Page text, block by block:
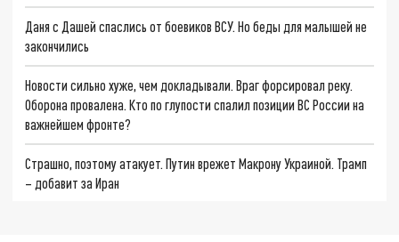
Даня с Дашей спаслись от боевиков ВСУ. Но беды для малышей не
закончились
Новости сильно хуже, чем докладывали. Враг форсировал реку.
Оборона провалена. Кто по глупости спалил позиции ВС России на
важнейшем фронте?
Страшно, поэтому атакует. Путин врежет Макрону Украиной. Трамп
– добавит за Иран